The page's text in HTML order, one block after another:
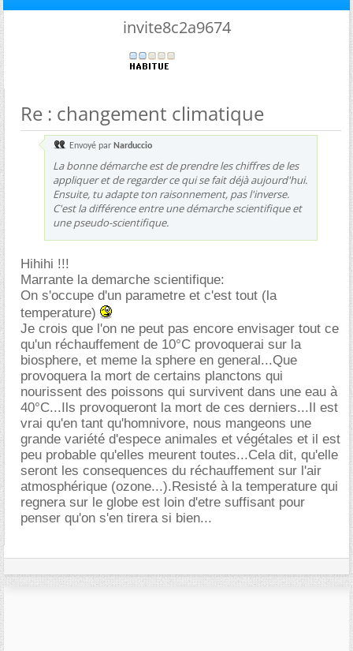
invite8c2a9674
Re : changement climatique
Envoyé par Narduccio
La bonne démarche est de prendre les chiffres de les
appliquer et de regarder ce qui se fait déjà aujourd'hui.
Ensuite, tu adapte ton raisonnement, pas l'inverse.
C'est la différence entre une démarche scientifique et
une pseudo-scientifique.
Hihihi !!!
Marrante la demarche scientifique:
On s'occupe d'un parametre et c'est tout (la
temperature)
Je crois que l'on ne peut pas encore envisager tout ce
qu'un réchauffement de 10°C provoquerai sur la
biosphere, et meme la sphere en general...Que
provoquera la mort de certains planctons qui
nourissent des poissons qui survivent dans une eau à
40°C...Ils provoqueront la mort de ces derniers...Il est
vrai qu'en tant qu'homnivore, nous mangeons une
grande variété d'espece animales et végétales et il est
peu probable qu'elles meurent toutes...Cela dit, qu'elle
seront les consequences du réchauffement sur l'air
atmosphérique (ozone...).Resisté à la temperature qui
regnera sur le globe est loin d'etre suffisant pour
penser qu'on s'en tirera si bien...